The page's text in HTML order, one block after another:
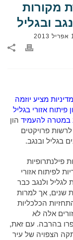
מקורות
ובגליל
מציע יוזמה
פיתוח אזורי בגליל
במטרהלהעמיד הון
פרויקטים
בגליל ובנגב.
פילנתרופיות
לפיתוח אזורי
לגליל ולנגב כבר
שנים, אך למרות
הכלכליות
אלה לא
בהרבה. עם זאת,
הצפויה של עיר